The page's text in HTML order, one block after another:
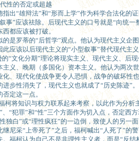
性的否定或超越
指出“雄辩法”和“形而上学”作为科学合法化的
事”应该祛除。后现代主义的口号就是“向统
西都应该被打破。
的是罗蒂的“后哲学”观点。他认为现代主义企
此应该以后现代主义的“小型叙事”替代现代主
的“文化分期”理论将现实主义、现代主义、后
主义、晚期（多国化）资本主义。他认为两次
化、现代化使战争更令人恐惧，战争的破坏性
进步性消失了，现代主义也就成了“历史陈迹”
定这一点。
柯将知识与权力联系起来考察，以此作为分析
、“犯罪”和“性”三个方面作为切入点，否定西
独白”或“理性疯狂”的一边倒，致使人的另一
继尼采“上帝死了”之后，福柯喊出“人死了”的
。福柯认为自己不是非理性主义者，而是“反